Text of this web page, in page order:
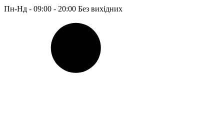
Пн-Нд - 09:00 - 20:00 Без вихідних